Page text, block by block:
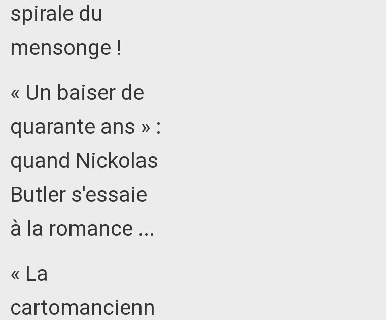
spirale du
mensonge !
« Un baiser de
quarante ans » :
quand Nickolas
Butler s'essaie
à la romance ...
« La
cartomancienn